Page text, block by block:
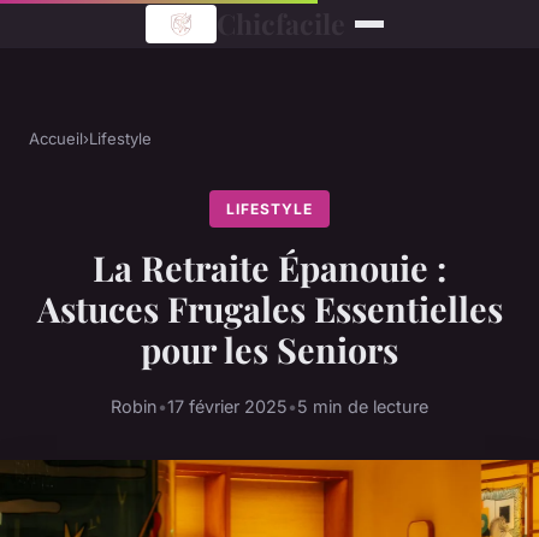
Accueil›Lifestyle
LIFESTYLE
La Retraite Épanouie :
Astuces Frugales Essentielles
pour les Seniors
Robin•17 février 2025•5 min de lecture